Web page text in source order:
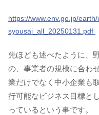
https://www.env.go.jp/
syousai_all_20250131.pdf
先ほども述べたように、
の、事業者の規模に合わ
業だけでなく中小企業も
行可能なビジネス目標と
っているという事です。